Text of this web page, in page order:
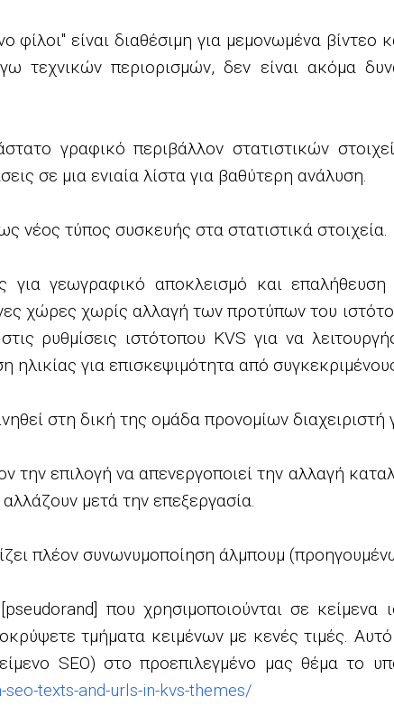
είναι διαθέσιμη για μεμονωμένα
τεχνικών περιορισμών, δεν είναι ακόμα
γραφικό περιβάλλον στατιστικών
σε μια ενιαία λίστα για βαθύτερη ανάλυση.
νέος τύπος συσκευής στα στατιστικά στοιχεία.
για γεωγραφικό αποκλεισμό και
χώρες χωρίς αλλαγή των προτύπων του
ρυθμίσεις ιστότοπου KVS για να
ηλικίας για επισκεψιμότητα από
στη δική της ομάδα προνομίων
την επιλογή να απενεργοποιεί την αλλαγή
μετά την επεξεργασία.
πλέον συνωνυμοποίηση άλμπουμ
που χρησιμοποιούνται σε κείμενα
τμήματα κειμένων με κενές τιμές.
SEO) στο προεπιλεγμένο μας θέμα το
texts-and-urls-in-kvs-themes/